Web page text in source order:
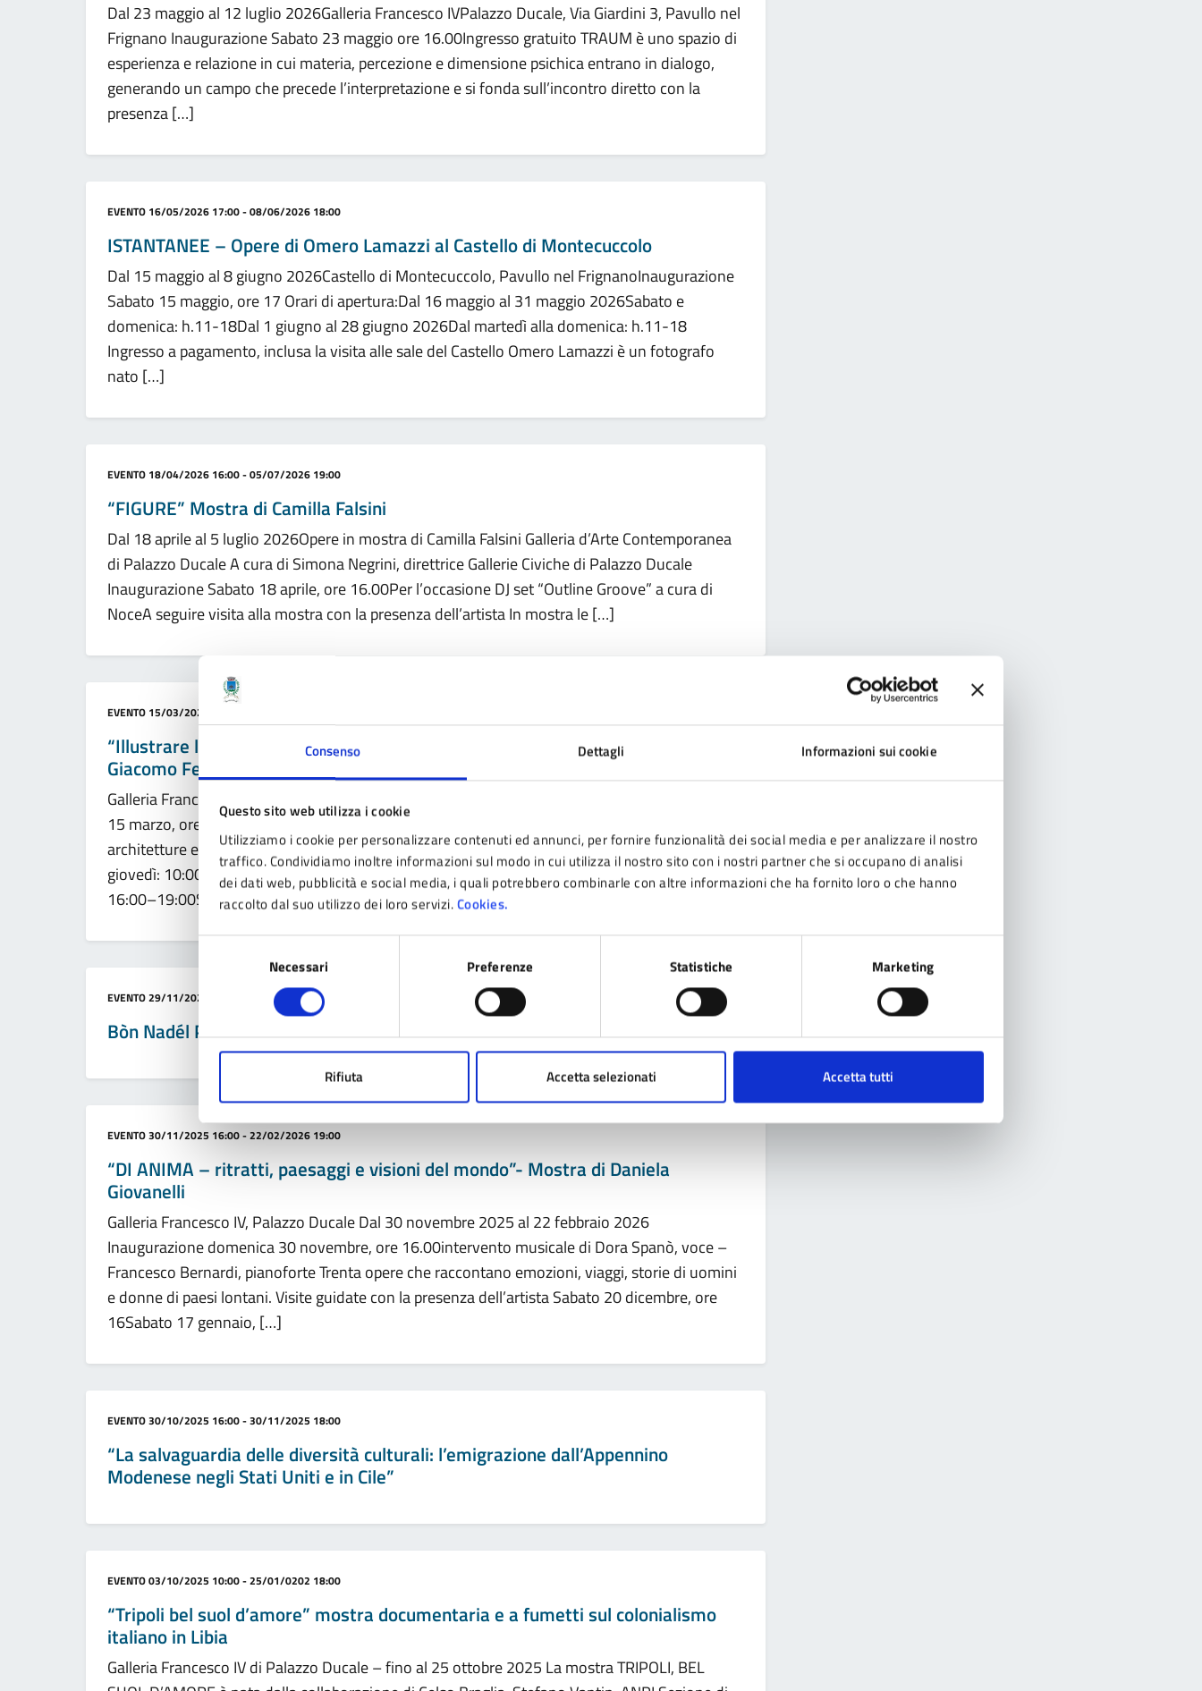
Consenso Dettagli Informazioni sui cookie
Questo sito web utilizza i cookie
Utilizziamo i cookie per personalizzare contenuti ed annunci, per fornire funzionalità dei social media e per analizzare il nostro
traffico. Condividiamo inoltre informazioni sul modo in cui utilizza il nostro sito con i nostri partner che si occupano di analisi
dei dati web, pubblicità e social media, i quali potrebbero combinarle con altre informazioni che ha fornito loro o che hanno
raccolto dal suo utilizzo dei loro servizi.Cookies.
Selezione
Necessari Preferenze Statistiche Marketing
Rifiuta Accetta selezionati Accetta tutti
Dal 23 maggio al 12 luglio 2026Galleria Francesco IVPalazzo Ducale, Via Giardini 3, Pavullo nel
Frignano Inaugurazione Sabato 23 maggio ore 16.00Ingresso gratuito TRAUM è uno spazio di
esperienza e relazione in cui materia, percezione e dimensione psichica entrano in dialogo,
generando un campo che precede l’interpretazione e si fonda sull’incontro diretto con la
presenza […]
Categoria:
EVENTO 16/05/2026 17:00 - 08/06/2026 18:00
ISTANTANEE – Opere di Omero Lamazzi al Castello di Montecuccolo
Dal 15 maggio al 8 giugno 2026Castello di Montecuccolo, Pavullo nel FrignanoInaugurazione
Sabato 15 maggio, ore 17 Orari di apertura:Dal 16 maggio al 31 maggio 2026Sabato e
domenica: h.11-18Dal 1 giugno al 28 giugno 2026Dal martedì alla domenica: h.11-18
Ingresso a pagamento, inclusa la visita alle sale del Castello Omero Lamazzi è un fotografo
nato […]
Categoria:
EVENTO 18/04/2026 16:00 - 05/07/2026 19:00
“FIGURE” Mostra di Camilla Falsini
Dal 18 aprile al 5 luglio 2026Opere in mostra di Camilla Falsini Galleria d’Arte Contemporanea
di Palazzo Ducale A cura di Simona Negrini, direttrice Gallerie Civiche di Palazzo Ducale
Inaugurazione Sabato 18 aprile, ore 16.00Per l’occasione DJ set “Outline Groove” a cura di
NoceA seguire visita alla mostra con la presenza dell’artista In mostra le […]
Categoria:
EVENTO 15/03/2026 16:00 - 10/05/2026 19:00
“Illustrare la città – Architetture e scenari urbani in bianco e nero” – Mostra di
Giacomo Ferrari
Galleria Francesco IV, Palazzo DucaleDal 15 marzo al 10 maggio 2026Inaugurazione domenica
15 marzo, ore 16.00 In mostra oltre trenta disegni a china raffiguranti borghi, piazze,
architetture e luoghi nascosti del nostro meraviglioso territorio. Orari mostra:martedì e
giovedì: 10:00–13:00 / 15:00-18:00sabato: 10:00–13:00 / 16:00–19:00domenica e festivi:
16:00–19:00Su richiesta: lunedì, mercoledì e venerdì: 10:00–13:00Chiusura: domenica 5 […]
Categoria:
EVENTO29/11/2025 10:00 - 13/01/2026 20:30
Bòn Nadél Pavòl
Categoria:
EVENTO30/11/2025 16:00 - 22/02/2026 19:00
“DI ANIMA – ritratti, paesaggi e visioni del mondo”- Mostra di Daniela
Giovanelli
Galleria Francesco IV, Palazzo Ducale Dal 30 novembre 2025 al 22 febbraio 2026
Inaugurazione domenica 30 novembre, ore 16.00intervento musicale di Dora Spanò, voce –
Francesco Bernardi, pianoforte Trenta opere che raccontano emozioni, viaggi, storie di uomini
e donne di paesi lontani. Visite guidate con la presenza dell’artista Sabato 20 dicembre, ore
16Sabato 17 gennaio, […]
Categoria:
EVENTO30/10/2025 16:00 - 30/11/2025 18:00
“La salvaguardia delle diversità culturali: l’emigrazione dall’Appennino
Modenese negli Stati Uniti e in Cile”
Categoria:
EVENTO03/10/2025 10:00 - 25/01/0202 18:00
“Tripoli bel suol d’amore” mostra documentaria e a fumetti sul colonialismo
italiano in Libia
Galleria Francesco IV di Palazzo Ducale – fino al 25 ottobre 2025 La mostra TRIPOLI, BEL